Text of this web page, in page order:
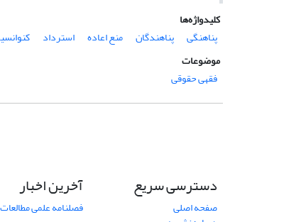
کلیدواژه‌ها
پناهنگی
پناهندگان منع اعاده استرداد
کنوانسیون
موضوعات
فقهی حقوقی
دسترسی سریع
صفحه اصلی
آخرین اخبار
فصلنامه علمی